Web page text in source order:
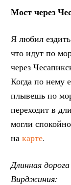
Мост через
Я любил
что идут по
через
Когда по нему
плывешь по
переходит в
могли
накарте.
Длинная
Вирджиния: